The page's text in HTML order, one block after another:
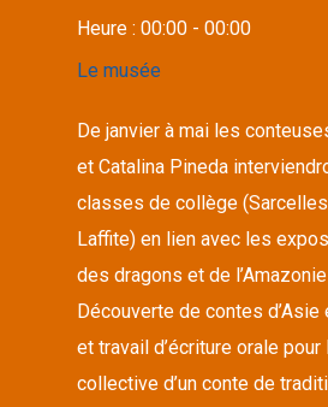
Heure :00:00 - 00:00
Le musée
De janvier à mai les
et Catalina Pineda
classes de collège
Laffite) en lien avec les
des dragons et de
Découverte de contes d’Asie
et travail d’écriture orale
collective d’un conte de